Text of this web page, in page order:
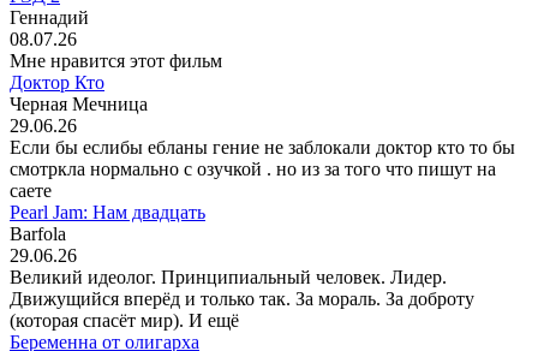
Геннадий
08.07.26
Мне нравится этот фильм
Доктор Кто
Черная Мечница
29.06.26
Если бы еслибы ебланы гение не заблокали доктор кто то бы
смотркла нормально с озучкой . но из за того что пишут на
саете
Pearl Jam: Нам двадцать
Barfola
29.06.26
Великий идеолог. Принципиальный человек. Лидер.
Движущийся вперёд и только так. За мораль. За доброту
(которая спасёт мир). И ещё
Беременна от олигарха